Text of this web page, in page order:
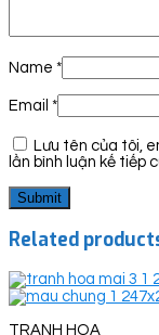
Name *
Email *
Lưu tên của tôi,
lần bình luận kế tiếp
Related
TRANH HOA